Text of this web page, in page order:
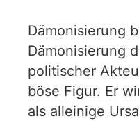
Dämonisierung
Dämonisierung
politischer
böse Figur. Er
als alleinige